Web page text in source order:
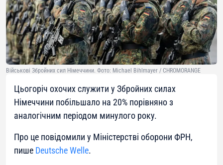
Військові Збройних сил Німеччини. Фото: Michael Bihlmayer / CHROMORANGE
Цьогоріч охочих служити у Збройних силах
Німеччини побільшало на 20% порівняно з
аналогічним періодом минулого року.
Про це повідомили у Міністерстві оборони ФРН,
пише Deutsche Welle.